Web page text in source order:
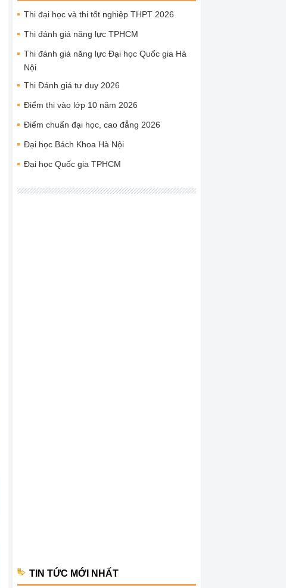
Thi đại học và thi tốt nghiệp THPT 2026
Thi đánh giá năng lực TPHCM
Thi đánh giá năng lực Đại học Quốc gia Hà
Nội
Thi Đánh giá tư duy 2026
Điểm thi vào lớp 10 năm 2026
Điểm chuẩn đại học, cao đẳng 2026
Đại học Bách Khoa Hà Nội
Đại học Quốc gia TPHCM
TIN TỨC MỚI NHẤT